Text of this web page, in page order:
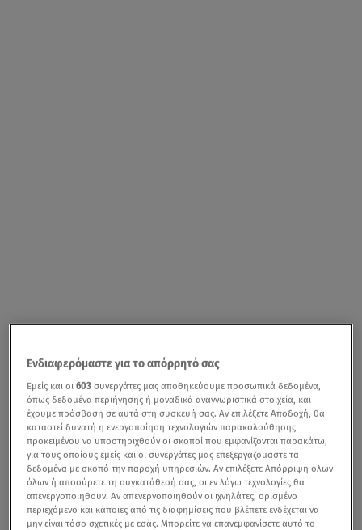
Ενδιαφερόμαστε για το απόρρητό σας
Εμείς και οι603 συνεργάτες μας αποθηκεύουμε προσωπικά δεδομένα,
όπως δεδομένα περιήγησης ή μοναδικά αναγνωριστικά στοιχεία, και
έχουμε πρόσβαση σε αυτά στη συσκευή σας. Αν επιλέξετε Αποδοχή, θα
καταστεί δυνατή η ενεργοποίηση τεχνολογιών παρακολούθησης
προκειμένου να υποστηριχθούν οι σκοποί που εμφανίζονται παρακάτω,
για τους οποίους εμείς και οι συνεργάτες μας επεξεργαζόμαστε τα
δεδομένα με σκοπό την παροχή υπηρεσιών. Αν επιλέξετε Απόρριψη όλων
όλων ή αποσύρετε τη συγκατάθεσή σας, οι εν λόγω τεχνολογίες θα
απενεργοποιηθούν. Αν απενεργοποιηθούν οι ιχνηλάτες, ορισμένο
περιεχόμενο και κάποιες από τις διαφημίσεις που βλέπετε ενδέχεται να
μην είναι τόσο σχετικές με εσάς. Μπορείτε να επανεμφανίσετε αυτό το